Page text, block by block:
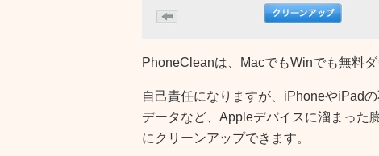
PhoneCleanは、MacでもWinでも無料
自己責任になりますが、iPhoneやiPad
データなど、Appleデバイスに溜まった
にクリーンアップできます。